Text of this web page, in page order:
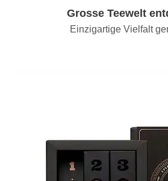
Grosse Teewelt
Einzigartige Vielfalt